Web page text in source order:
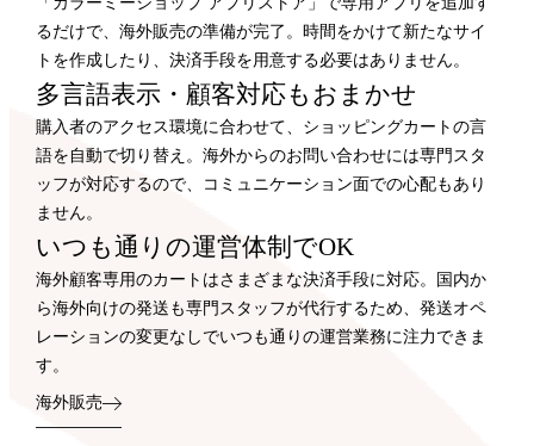
るだけで、海外販売の準備が完了。時間をかけて新たなサイ
トを作成したり、決済手段を用意する必要はありません。
多言語表示・顧客対応もおまかせ
購入者のアクセス環境に合わせて、ショッピングカートの言
語を自動で切り替え。海外からのお問い合わせには専門スタ
ッフが対応するので、コミュニケーション面での心配もあり
ません。
いつも通りの運営体制でOK
海外顧客専用のカートはさまざまな決済手段に対応。国内か
ら海外向けの発送も専門スタッフが代行するため、発送オペ
レーションの変更なしでいつも通りの運営業務に注力できま
す。
海外販売